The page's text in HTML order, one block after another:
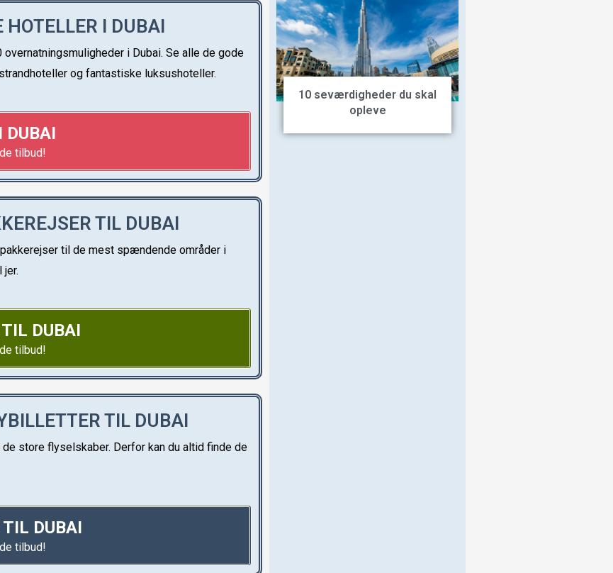
I DUBAI
i Dubai. Se alle de gode
og fantastiske luksushoteller.
DUBAI
tilbud!
TIL DUBAI
til de mest spændende områder i
jer.
DUBAI
tilbud!
TIL DUBAI
store flyselskaber. Derfor kan du altid finde de
DUBAI
tilbud!
10 seværdigheder du skal
opleve